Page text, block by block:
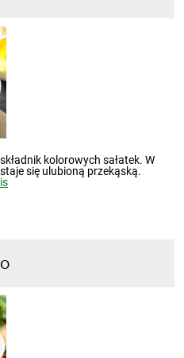
kolorowych sałatek. W
się ulubioną przekąską.